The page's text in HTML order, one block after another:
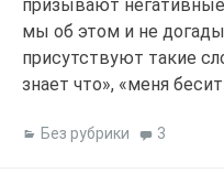
призывают
мы об этом и не
присутствуют такие
знает что», «меня
ли вы, откуда они
бы! Вот небольшой
Без рубрики 3